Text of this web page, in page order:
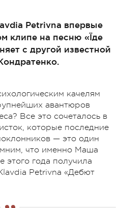
Petrivna впервые
клипе на песню «Їде
с другой известной
качелям
авантюров
Все это сочеталось в
которые последние
— это один
что именно Маша
этого года получила
Petrivna «Дебют